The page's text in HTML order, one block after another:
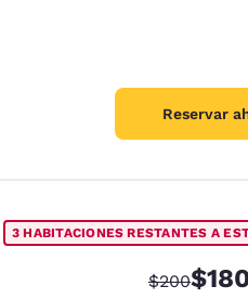
Reservar
3 HABITACIONES RESTANTES A
Precio
$200Precio